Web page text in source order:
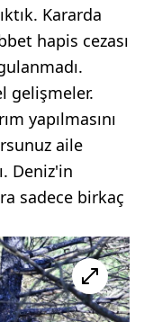
Kararda
hapis cezası
gelişmeler.
yapılmasını
aile
Deniz'in
sadece birkaç